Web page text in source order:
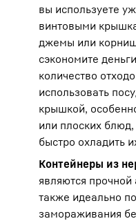
вы используете
винтовыми
джемы или
сэкономите
количество
использовать
крышкой,
или плоских
быстро охладить
Контейнеры из
являются прочной
также идеально
замораживания